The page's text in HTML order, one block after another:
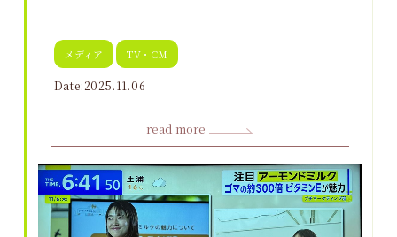
メディア TV・CM
Date:2025.11.06
read more